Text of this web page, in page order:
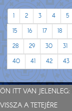
1 2 3 4 5
15
16 17 18
28
29 30 31
40
41 42 43
ÖN ITT VAN JELENLEG:
VISSZA A TETEJÉRE